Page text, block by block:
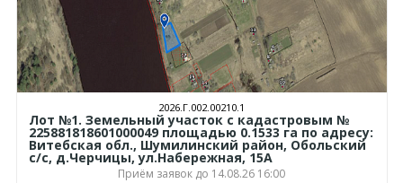
2026.Г.002.00210.1
Лот №1. Земельный участок с кадастровым №
225881818601000049 площадью 0.1533 га по адресу:
Витебская обл., Шумилинский район, Обольский
с/с, д.Черчицы, ул.Набережная, 15А
Приём заявок до 14.08.26 16:00